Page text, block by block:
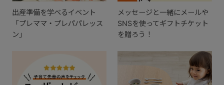
出産準備を学べるイベント
「プレママ・プレパパレッス
ン」
メッセージと一緒にメールや
SNSを使ってギフトチケット
を贈ろう！